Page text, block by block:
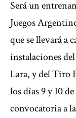
Será un
Juegos
que se llevará a
instalaciones
Lara, y del Tiro
los días 9 y 10
convocatoria a